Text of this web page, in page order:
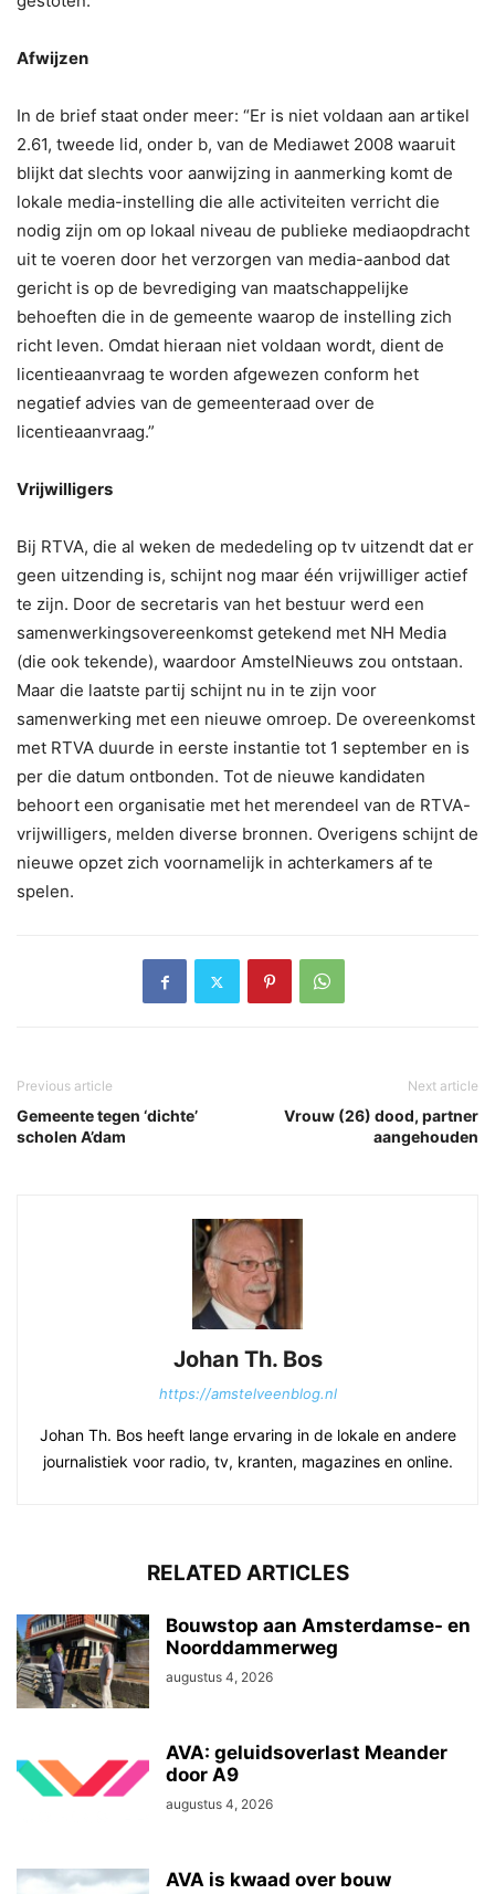
Afwijzen
In de brief staat onder meer: “Er is niet voldaan aan artikel
2.61, tweede lid, onder b, van de Mediawet 2008 waaruit
blijkt dat slechts voor aanwijzing in aanmerking komt de
lokale media-instelling die alle activiteiten verricht die
nodig zijn om op lokaal niveau de publieke mediaopdracht
uit te voeren door het verzorgen van media-aanbod dat
gericht is op de bevrediging van maatschappelijke
behoeften die in de gemeente waarop de instelling zich
richt leven. Omdat hieraan niet voldaan wordt, dient de
licentieaanvraag te worden afgewezen conform het
negatief advies van de gemeenteraad over de
licentieaanvraag.”
Vrijwilligers
Bij RTVA, die al weken de mededeling op tv uitzendt dat er
geen uitzending is, schijnt nog maar één vrijwilliger actief
te zijn. Door de secretaris van het bestuur werd een
samenwerkingsovereenkomst getekend met NH Media
(die ook tekende), waardoor AmstelNieuws zou ontstaan.
Maar die laatste partij schijnt nu in te zijn voor
samenwerking met een nieuwe omroep. De overeenkomst
met RTVA duurde in eerste instantie tot 1 september en is
per die datum ontbonden. Tot de nieuwe kandidaten
behoort een organisatie met het merendeel van de RTVA-
vrijwilligers, melden diverse bronnen. Overigens schijnt de
nieuwe opzet zich voornamelijk in achterkamers af te
spelen.
Previous article
Gemeente tegen ‘dichte’
scholen A’dam
Next article
Vrouw (26) dood, partner
aangehouden
Johan Th. Bos
https://amstelveenblog.nl
Johan Th. Bos heeft lange ervaring in de lokale en andere
journalistiek voor radio, tv, kranten, magazines en online.
RELATED ARTICLES
Bouwstop aan Amsterdamse- en
Noorddammerweg
augustus 4, 2026
AVA: geluidsoverlast Meander
door A9
augustus 4, 2026
AVA is kwaad over bouw